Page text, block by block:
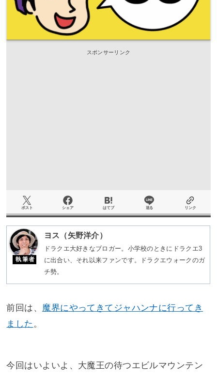
スポンサーリンク
ポスト シェア はてブ 送る リンク
執筆者
ヨス（矢野洋介）
ドラクエ大好きなブロガー。小学校のときにドラクエ3
に出合い、それ以来ファンです。ドラクエウォークのガ
チ勢。
前回は、 魔界にやってきてジャハンナに行ってき
ました 。
今回はいよいよ、大魔王の待つエビルマウンテン